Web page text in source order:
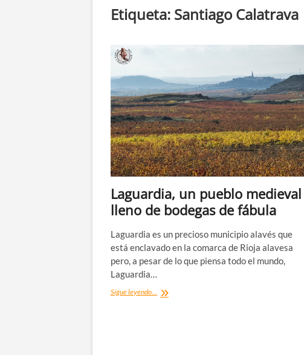
Etiqueta: Santiago Calatrava
Laguardia, un pueblo medieval
lleno de bodegas de fábula
Laguardia es un precioso municipio alavés que
está enclavado en la comarca de Rioja alavesa
pero, a pesar de lo que piensa todo el mundo,
Laguardia…
Sigue leyendo...
Laguardia,